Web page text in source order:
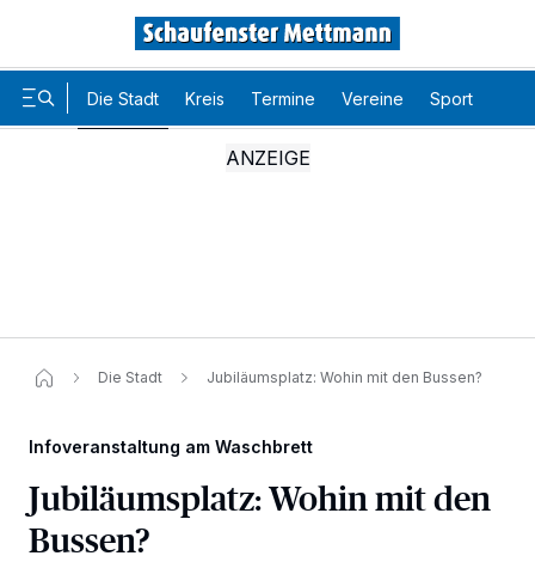
Die Stadt Kreis Termine Vereine Sport
Die Stadt Jubiläumsplatz: Wohin mit den Bussen?
Infoveranstaltung am Waschbrett
Jubiläumsplatz: Wohin mit den
Bussen?